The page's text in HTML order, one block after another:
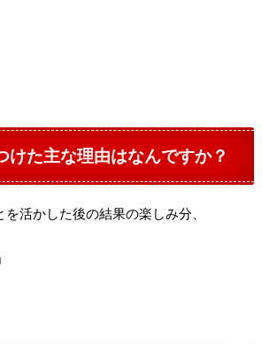
けた主な理由はなんですか？
を活かした後の結果の楽しみ分、